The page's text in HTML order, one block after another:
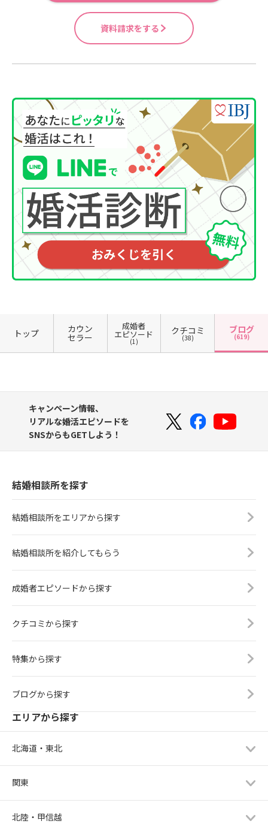
資料請求をする
トップ カウン
セラー
成婚者
エピソード
(1)
クチコミ
(38)
ブログ
(619)
キャンペーン情報、
リアルな婚活エピソードを
SNSからもGETしよう！
結婚相談所を探す
結婚相談所をエリアから探す
結婚相談所を紹介してもらう
成婚者エピソードから探す
クチコミから探す
特集から探す
ブログから探す
エリアから探す
北海道・東北
関東
北陸・甲信越